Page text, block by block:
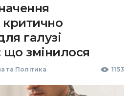
критично
галузі
що змінилося
та Політика 1153